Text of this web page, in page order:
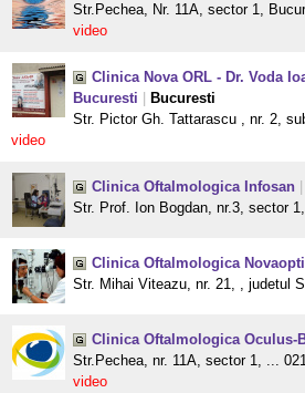
Str.Pechea, Nr. 11A, sector 1,
video
Clinica Nova ORL - Dr. Voda
Bucuresti
Bucuresti
Str. Pictor Gh. Tattarascu , nr. 2,
video
Clinica Oftalmologica Infosan
Str. Prof. Ion Bogdan, nr.3, sector
Clinica Oftalmologica
Str. Mihai Viteazu, nr. 21, , judetul
Clinica Oftalmologica Oculus-
Str.Pechea, nr. 11A, sector 1, ...
video